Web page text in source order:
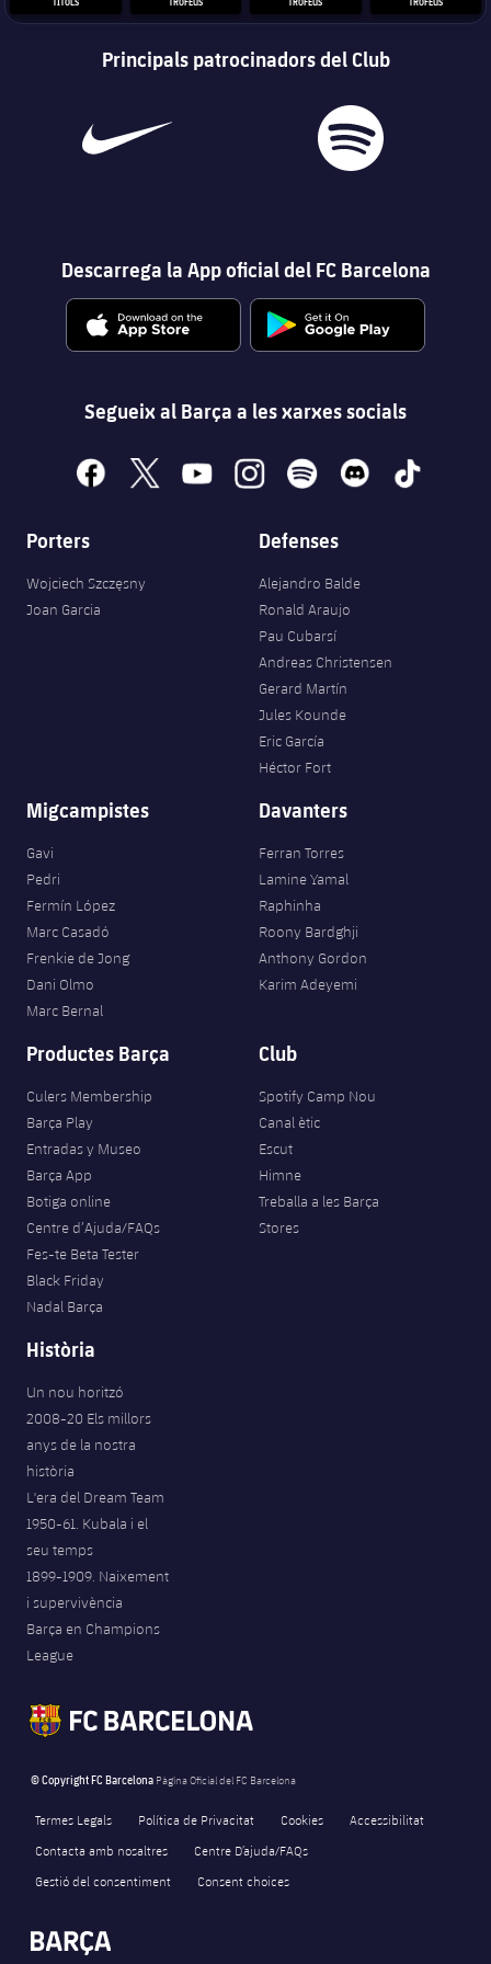
TÍTOLS TROFEUS TROFEUS TROFEUS
Principals patrocinadors del Club
Descarrega la App oficial del FC Barcelona
Segueix al Barça a les xarxes socials
facebook
x youtubeinstagramspotify discord tiktok
Porters
Wojciech Szczęsny
Joan Garcia
Defenses
Alejandro Balde
Ronald Araujo
Pau Cubarsí
Andreas Christensen
Gerard Martín
Jules Kounde
Eric García
Héctor Fort
Migcampistes
Gavi
Pedri
Fermín López
Marc Casadó
Frenkie de Jong
Dani Olmo
Marc Bernal
Davanters
Ferran Torres
Lamine Yamal
Raphinha
Roony Bardghji
Anthony Gordon
Karim Adeyemi
Productes Barça
Culers Membership
Barça Play
Entradas y Museo
Barça App
Botiga online
Centre d’Ajuda/FAQs
Fes-te Beta Tester
Black Friday
Nadal Barça
Club
Spotify Camp Nou
Canal ètic
Escut
Himne
Treballa a les Barça
Stores
Història
Un nou horitzó
2008-20 Els millors
anys de la nostra
història
L'era del Dream Team
1950-61. Kubala i el
seu temps
1899-1909. Naixement
i supervivència
Barça en Champions
League
© Copyright FC Barcelona Pàgina Oficial del FC Barcelona
Termes Legals Política de Privacitat Cookies
Accessibilitat
Contacta amb nosaltres
Centre D’ajuda/FAQs
Gestió del consentiment
Consent choices